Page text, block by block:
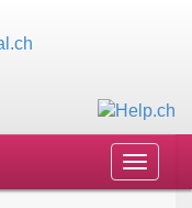
Toggle